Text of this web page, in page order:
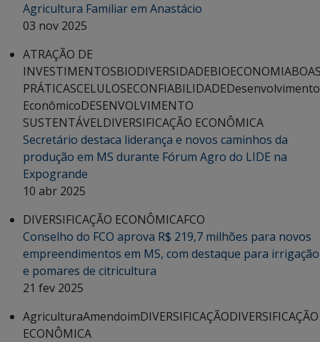
Agricultura Familiar em Anastácio
03 nov 2025
ATRAÇÃO DE
INVESTIMENTOSBIODIVERSIDADEBIOECONOMIA
PRÁTICASCELULOSECONFIABILIDADEDesenvolvimento
EconômicoDESENVOLVIMENTO
SUSTENTÁVELDIVERSIFICAÇÃO ECONÔMICA
Secretário destaca liderança e novos caminhos da
produção em MS durante Fórum Agro do LIDE na
Expogrande
10 abr 2025
DIVERSIFICAÇÃO ECONÔMICAFCO
Conselho do FCO aprova R$ 219,7 milhões para novos
empreendimentos em MS, com destaque para irrigação
e pomares de citricultura
21 fev 2025
AgriculturaAmendoimDIVERSIFICAÇÃODIVERSIFICAÇÃO
ECONÔMICA